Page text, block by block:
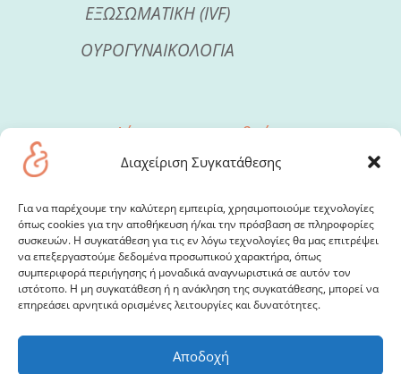
Διαχείριση Συγκατάθεσης
Για να παρέχουμε την καλύτερη εμπειρία, χρησιμοποιούμε τεχνολογίες
όπως cookies για την αποθήκευση ή/και την πρόσβαση σε πληροφορίες
συσκευών. Η συγκατάθεση για τις εν λόγω τεχνολογίες θα μας επιτρέψει
να επεξεργαστούμε δεδομένα προσωπικού χαρακτήρα, όπως
συμπεριφορά περιήγησης ή μοναδικά αναγνωριστικά σε αυτόν τον
ιστότοπο. Η μη συγκατάθεση ή η ανάκληση της συγκατάθεσης, μπορεί να
επηρεάσει αρνητικά ορισμένες λειτουργίες και δυνατότητες.
Αποδοχή
ΕΞΩΣΩΜΑΤΙΚΗ (IVF)
ΟΥΡΟΓΥΝΑΙΚΟΛΟΓΙΑ
Δέχεται με ραντεβού
Δευτέρα & Πέμπτη 4-9μμ
Ιατρείο:
Κηφισίας 34, 11526 Αμπελόκηποι
syllas@syllas.gr
2107786149,6974792761,6974441228